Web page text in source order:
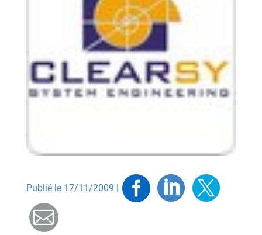
Publié le 17/11/2009 | Facebook
Linkedin
Mail